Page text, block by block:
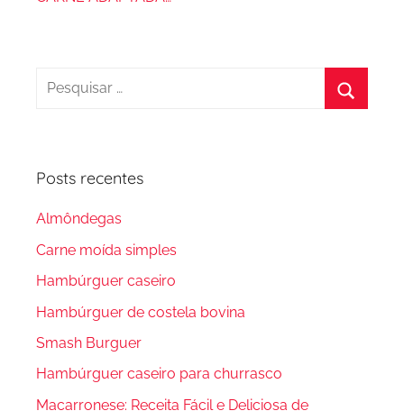
Pesquisar
Posts recentes
Almôndegas
Carne moída simples
Hambúrguer caseiro
Hambúrguer de costela bovina
Smash Burguer
Hambúrguer caseiro para churrasco
Macarronese: Receita Fácil e Deliciosa de